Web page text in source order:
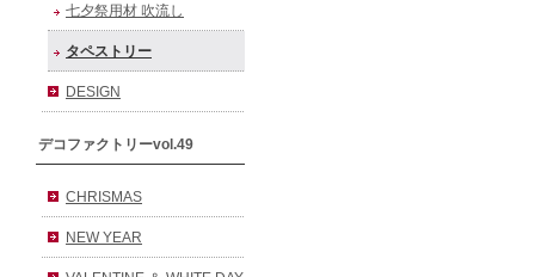
七夕祭用材 吹流し
タペストリー
DESIGN
デコファクトリーvol.49
CHRISMAS
NEW YEAR